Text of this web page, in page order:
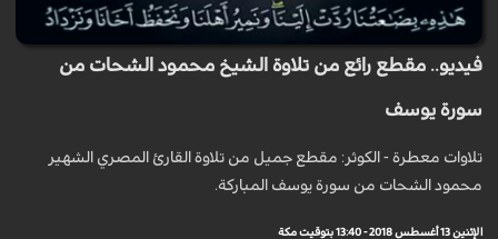
فيديو.. مقطع رائع من تلاوة الشيخ محمود الشحات من
سورة يوسف
تلاوات معطرة - الكوثر: مقطع جميل من تلاوة القارئ المصري الشهير
محمود الشحات من سورة يوسف المباركة.
الإثنين 13 أغسطس 2018 - 13:40 بتوقيت مكة